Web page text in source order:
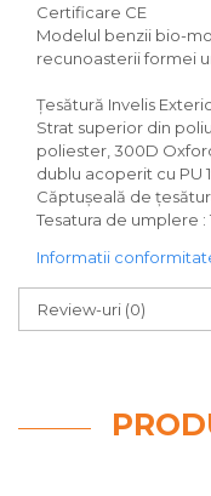
Certificare CE
Modelul benzii bio-
recunoasterii formei
Țesătură Invelis
Strat superior din
poliester, 300D
dublu acoperit cu PU
Căptușeală de
Tesatura de umplere :
Informatii
Review-uri (0)